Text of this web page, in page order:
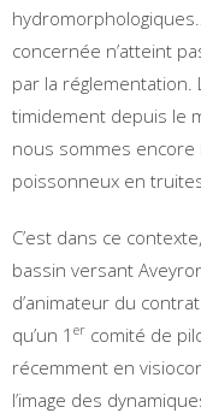
concernée n’atteint
par la réglementation.
timidement depuis le
nous sommes encore
poissonneux en
C’est dans ce
bassin versant
d’animateur du
qu’un 1 er comité de
récemment en
l’image des